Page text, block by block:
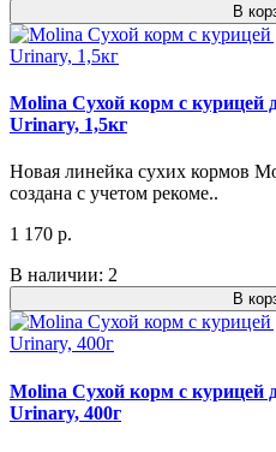
В
Molina Сухой корм с курицей
Urinary, 1,5кг
Новая линейка сухих кормов
создана с учетом рекоме..
1 170 р.
В наличии: 2
В
Molina Сухой корм с курицей
Urinary, 400г